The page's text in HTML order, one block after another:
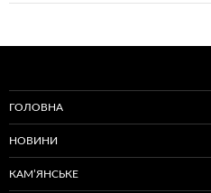
ГОЛОВНА
НОВИНИ
КАМ’ЯНСЬКЕ